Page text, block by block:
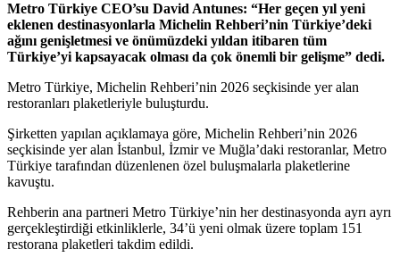
Metro Türkiye CEO’su David Antunes: “Her geçen yıl yeni
eklenen destinasyonlarla Michelin Rehberi’nin Türkiye’deki
ağını genişletmesi ve önümüzdeki yıldan itibaren tüm
Türkiye’yi kapsayacak olması da çok önemli bir gelişme” dedi.
Metro Türkiye, Michelin Rehberi’nin 2026 seçkisinde yer alan
restoranları plaketleriyle buluşturdu.
Şirketten yapılan açıklamaya göre, Michelin Rehberi’nin 2026
seçkisinde yer alan İstanbul, İzmir ve Muğla’daki restoranlar, Metro
Türkiye tarafından düzenlenen özel buluşmalarla plaketlerine
kavuştu.
Rehberin ana partneri Metro Türkiye’nin her destinasyonda ayrı ayrı
gerçekleştirdiği etkinliklerle, 34’ü yeni olmak üzere toplam 151
restorana plaketleri takdim edildi.